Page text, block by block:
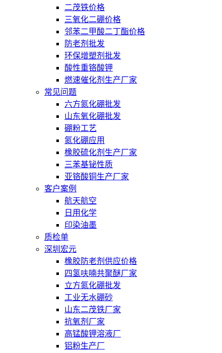
二茂铁价格
三氧化二硼价格
邻苯二甲酸二丁酯价格
防老剂批发
环保增塑剂批发
酸性重铬酸钾
燃速催化剂生产厂家
常见问题
六方氮化硼批发
山东氧化硼批发
硼粉工艺
氮化硼应用
橡胶硫化剂生产厂家
三苯基铋性质
亚铬酸铜生产厂家
客户案例
航天航空
日用化学
印染油墨
质检单
深圳宏元
橡胶防老剂供应价格
四氢呋喃共聚醚厂家
立方氮化硼批发
工业无水硼砂
山东二茂铁厂家
抗氧剂厂家
高锰酸钾溶液厂
铝粉生产厂